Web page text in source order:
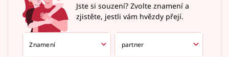
Jste si souzení? Zvolte znamení a
zjistěte, jestli vám hvězdy přejí.